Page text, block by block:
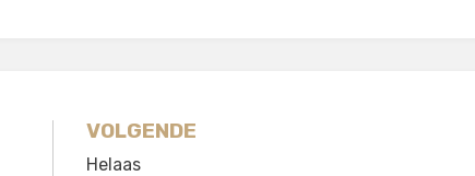
VOLGENDE
Helaas